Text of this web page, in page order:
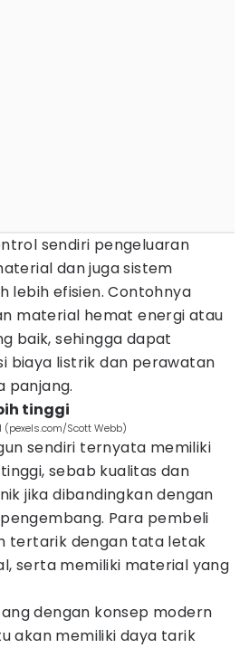
sendiri pengeluaran
dan juga sistem
lebih efisien. Contohnya
material hemat energi atau
baik, sehingga dapat
biaya listrik dan perawatan
panjang.
tinggi
Scott Webb)
sendiri ternyata memiliki
sebab kualitas dan
jika dibandingkan dengan
Para pembeli
tertarik dengan tata letak
serta memiliki material yang
dengan konsep modern
akan memiliki daya tarik